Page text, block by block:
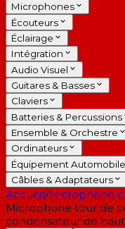
Microphones
Écouteurs
Éclairage
Intégration
Audio Visuel
Guitares & Basses
Claviers
Batteries & Percussions
Ensemble & Orchestre
Ordinateurs
Équipement Automobile
Câbles & Adaptateurs
Accueil/Microphone
Microphone tour de
condensateur de